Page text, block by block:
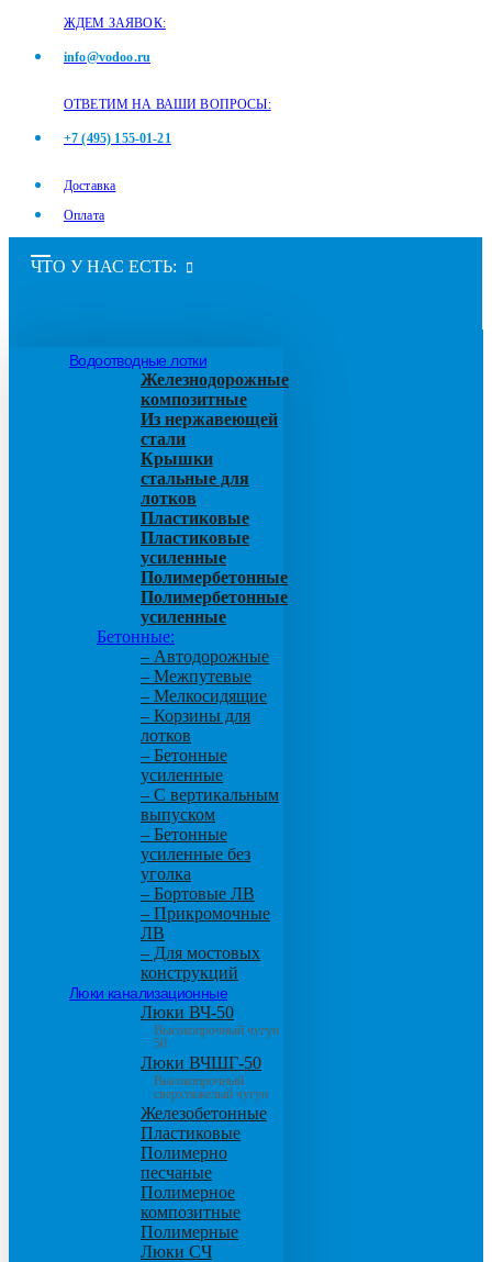
ЖДЕМ ЗАЯВОК:
info@vodoo.ru
ОТВЕТИМ НА ВАШИ ВОПРОСЫ:
+7 (495) 155-01-21
Доставка
Оплата
ЧТО У НАС ЕСТЬ:
Водоотводные лотки
Железнодорожные
композитные
Из нержавеющей
стали
Крышки
стальные для
лотков
Пластиковые
Пластиковые
усиленные
Полимербетонные
Полимербетонные
усиленные
Бетонные:
– Автодорожные
– Межпутевые
– Мелкосидящие
– Корзины для
лотков
– Бетонные
усиленные
– С вертикальным
выпуском
– Бетонные
усиленные без
уголка
– Бортовые ЛВ
– Прикромочные
ЛВ
– Для мостовых
конструкций
Люки канализационные
Люки ВЧ-50
Высокопрочный чугун
50
Люки ВЧШГ-50
Высокопрочный
сверхтяжелый чугун
Железобетонные
Пластиковые
Полимерно
песчаные
Полимерное
композитные
Полимерные
Люки СЧ